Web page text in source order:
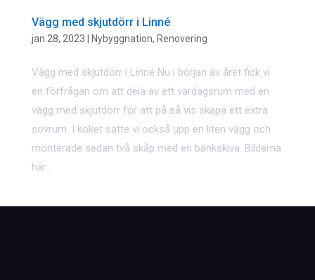
Vägg med skjutdörr i Linné
jan 28, 2023 Nybyggnation, Renovering
Vägg med skjutdörr i Linné Nu i början av året fick vi
en förfrågan om att dela av ett vardagsrum med en
vägg med skjutdörr för att på så vis skapa ett extra
sovrum. I köket satte vi också upp en liten vägg och
monterade sedan två skåp med en bänkskiva. Bilderna
här...